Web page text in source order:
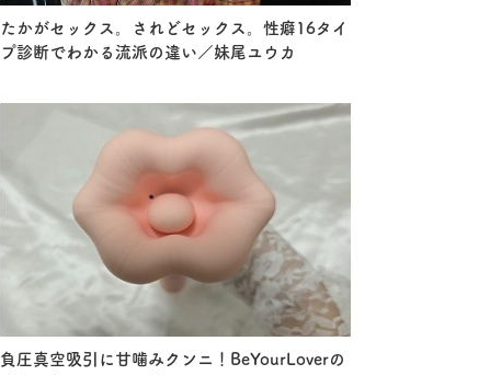
たかがセックス。されどセックス。性癖16タイ
プ診断でわかる流派の違い／妹尾ユウカ
負圧真空吸引に甘噛みクンニ！BeYourLoverの